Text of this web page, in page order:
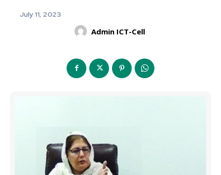
July 11, 2023
Admin ICT-Cell